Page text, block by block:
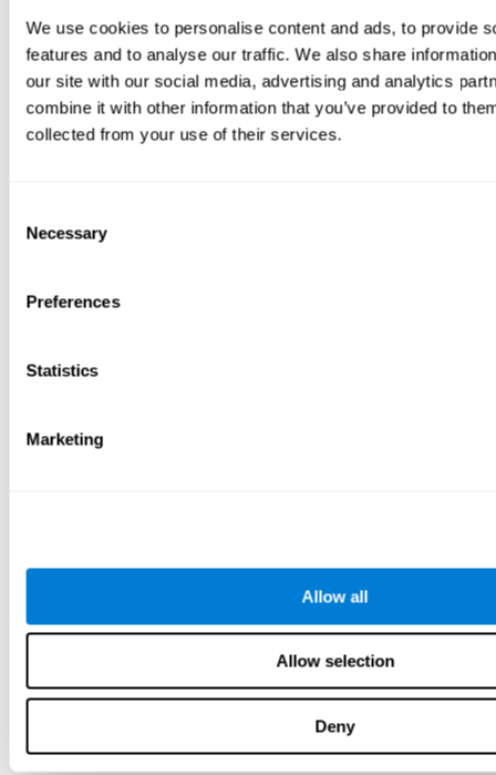
We use cookies to personalise content and ads, to provide
features and to analyse our traffic. We also share
our site with our social media, advertising and analytics
combine it with other information that you’ve provided to
collected from your use of their services.
Selection
Necessary
Preferences
Statistics
Marketing
Allow all
Allow selection
Deny